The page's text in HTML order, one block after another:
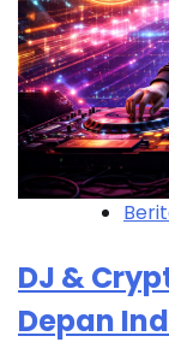
DJ &
Depan